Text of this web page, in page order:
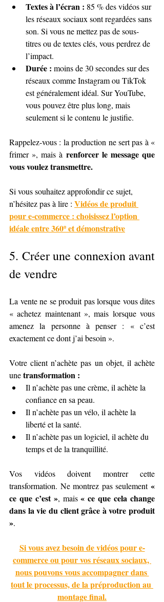
Textes à l’écran : 85 % des vidéos sur
les réseaux sociaux sont regardées sans
son. Si vous ne mettez pas de sous-
titres ou de textes clés, vous perdrez de
l’impact.
Durée : moins de 30 secondes sur des
réseaux comme Instagram ou TikTok
est généralement idéal. Sur YouTube,
vous pouvez être plus long, mais
seulement si le contenu le justifie.
Rappelez-vous : la production ne sert pas à «
frimer », mais à renforcer le message que
vous voulez transmettre.
Si vous souhaitez approfondir ce sujet,
n’hésitez pas à lire : Vidéos de produit
pour e-commerce : choisissez l’option
idéale entre 360º et démonstrative
5. Créer une connexion avant
de vendre
La vente ne se produit pas lorsque vous dites
« achetez maintenant », mais lorsque vous
amenez la personne à penser : « c’est
exactement ce dont j’ai besoin ».
Votre client n’achète pas un objet, il achète
une transformation :
Il n’achète pas une crème, il achète la
confiance en sa peau.
Il n’achète pas un vélo, il achète la
liberté et la santé.
Il n’achète pas un logiciel, il achète du
temps et de la tranquillité.
Vos vidéos doivent montrer cette
transformation. Ne montrez pas seulement «
ce que c’est », mais « ce que cela change
dans la vie du client grâce à votre produit
».
Si vous avez besoin de vidéos pour e-
commerce ou pour vos réseaux sociaux,
nous pouvons vous accompagner dans
tout le processus, de la préproduction au
montage final.